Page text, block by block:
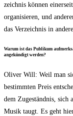
zeich­nis kön­nen
orga­ni­sie­ren, und
das Ver­zeich­nis in
War­um ist das Publi­kum
ange­kün­digt werden?
Oli­ver Will: Weil man
bestimm­ten Preis
dem Zuge­ständ­nis, sich
Musik taugt. Es geht